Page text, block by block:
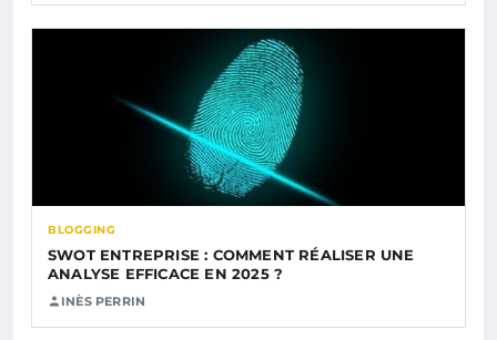
BLOGGING
SWOT ENTREPRISE : COMMENT RÉALISER UNE
ANALYSE EFFICACE EN 2025 ?
INÈS PERRIN